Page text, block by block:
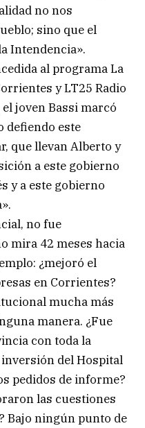
no nos
sino que el
Intendencia».
al programa La
y LT25 Radio
joven Bassi marcó
defiendo este
que llevan Alberto y
a este gobierno
y a este gobierno
no fue
mira 42 meses hacia
¿mejoró el
en Corrientes?
mucha más
manera. ¿Fue
con toda la
del Hospital
pedidos de informe?
las cuestiones
Bajo ningún punto de